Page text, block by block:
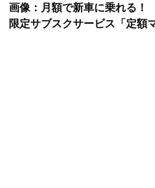
画像：月額で新車に乗れる
限定サブスクサービス「定額